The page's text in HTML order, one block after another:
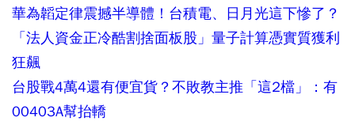
華為韜定律震撼半導體！台積電、日月光這下慘了？
「法人資金正冷酷割捨面板股」量子計算憑實質獲利
狂飆
台股戰4萬4還有便宜貨？不敗教主推「這2檔」：有
00403A幫抬轎